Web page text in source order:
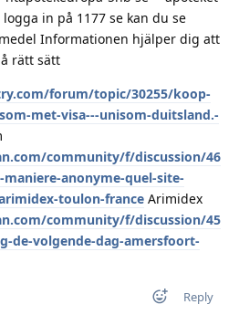
in på 1177 se kan du se
Informationen hjälper dig att
rätt sätt
forum/topic/30255/koop-
met-visa---unisom-duitsland.-
community/f/discussion/46
anonyme-quel-site-
toulon-france Arimidex
community/f/discussion/45
de-volgende-dag-amersfoort-
Reply